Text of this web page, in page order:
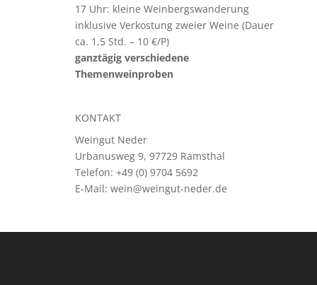
17 Uhr: kleine Weinbergswanderung
inklusive Verkostung zweier Weine (Dauer
ca. 1,5 Std. – 10 €/P)
ganztägig verschiedene
Themenweinproben
KONTAKT
Weingut Neder
Urbanusweg 9, 97729 Ramsthal
Telefon: +49 (0) 9704 5692
E-Mail: wein@weingut-neder.de